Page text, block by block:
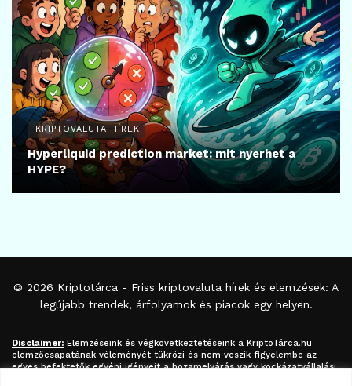
KRIPTOVALUTA HÍREK
Hyperliquid prediction market: mit nyerhet a
HYPE?
© 2026 Kriptotárca - Friss kriptovaluta hírek és elemzések: A
legújabb trendek, árfolyamok és piacok egy helyen.
Disclaimer: Elemzéseink és végkövetkeztetéseink a KriptoTárca.hu
elemzőcsapatának véleményét tükrözi és nem veszik figyelembe az
egyes befektetők egyéni igényeit a hozamelvárás vagy kockázatvállalási